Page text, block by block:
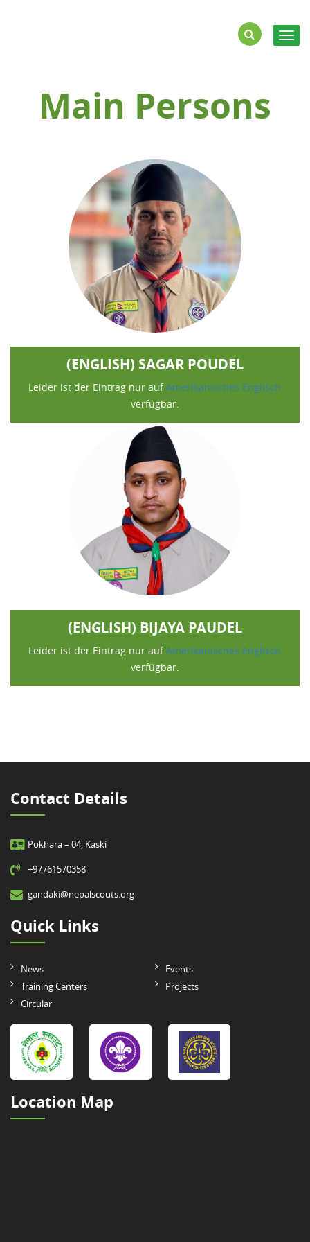
Main Persons
(ENGLISH) SAGAR POUDEL
Leider ist der Eintrag nur aufAmerikanisches Englisch
verfügbar.
(ENGLISH) BIJAYA PAUDEL
Leider ist der Eintrag nur aufAmerikanisches Englisch
verfügbar.
Contact Details
Pokhara – 04, Kaski
+97761570358
gandaki@nepalscouts.org
Quick Links
News
Events
Training Centers
Projects
Circular
Location Map